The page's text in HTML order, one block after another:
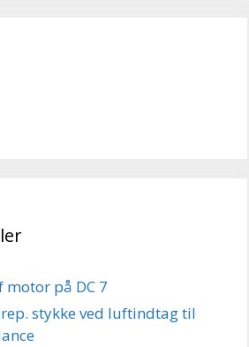
på DC 7
stykke ved luftindtag til